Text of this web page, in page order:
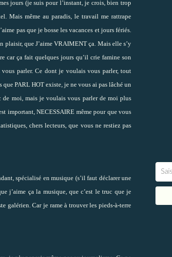
jours (je suis pour l’instant, je crois, bien trop
Mais même au paradis, le travail me rattrape
pas que je bosse les vacances et jours fériés.
plaisir, que J’aime VRAIMENT ça. Mais elle s’y
car ça fait quelques jours qu’il crie famine son
parler. Ce dont je voulais vous parler, tout
que PARL HOT existe, je ne vous ai pas lâché un
moi, mais je voulais vous parler de moi plus
important, NECESSAIRE même pour que vous
chers lecteurs, que vous ne restiez pas
spécialisé en musique (s’il faut déclarer une
j’aime ça la musique, que c’est le truc que je
galérien. Car je rame à trouver les pieds-à-terre